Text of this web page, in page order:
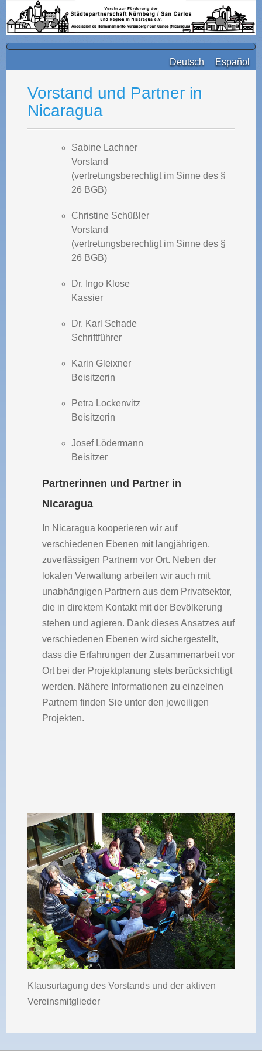
Deutsch Español
Vorstand und Partner in
Nicaragua
Sabine Lachner
Vorstand
(vertretungsberechtigt im Sinne des §
26 BGB)
Christine Schüßler
Vorstand
(vertretungsberechtigt im Sinne des §
26 BGB)
Dr. Ingo Klose
Kassier
Dr. Karl Schade
Schriftführer
Karin Gleixner
Beisitzerin
Petra Lockenvitz
Beisitzerin
Josef Lödermann
Beisitzer
Partnerinnen und Partner in
Nicaragua
In Nicaragua kooperieren wir auf
verschiedenen Ebenen mit langjährigen,
zuverlässigen Partnern vor Ort. Neben der
lokalen Verwaltung arbeiten wir auch mit
unabhängigen Partnern aus dem Privatsektor,
die in direktem Kontakt mit der Bevölkerung
stehen und agieren. Dank dieses Ansatzes auf
verschiedenen Ebenen wird sichergestellt,
dass die Erfahrungen der Zusammenarbeit vor
Ort bei der Projektplanung stets berücksichtigt
werden. Nähere Informationen zu einzelnen
Partnern finden Sie unter den jeweiligen
Projekten.
Klausurtagung des Vorstands und der aktiven
Vereinsmitglieder